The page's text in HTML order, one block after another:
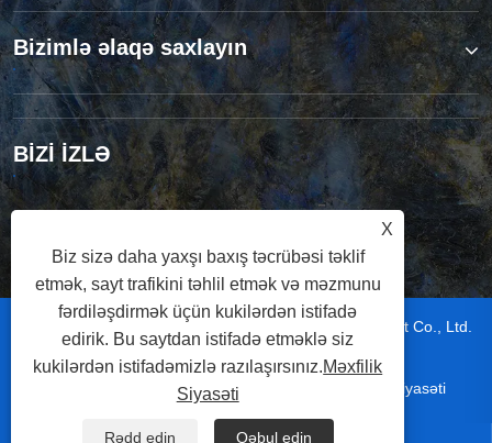
Bizimlə əlaqə saxlayın
BİZİ İZLƏ
Copyright © 2026 Wuxi Hizete Technology Development Co., Ltd.
Bütün hüquqlar qorunur.
Sitemap | RSS Məxfilik Siyasəti
X
Biz sizə daha yaxşı baxış təcrübəsi təklif
etmək, sayt trafikini təhlil etmək və məzmunu
fərdiləşdirmək üçün kukilərdən istifadə
edirik. Bu saytdan istifadə etməklə siz
kukilərdən istifadəmizlə razılaşırsınız.Məxfilik
Siyasəti
Rədd edin Qəbul edin